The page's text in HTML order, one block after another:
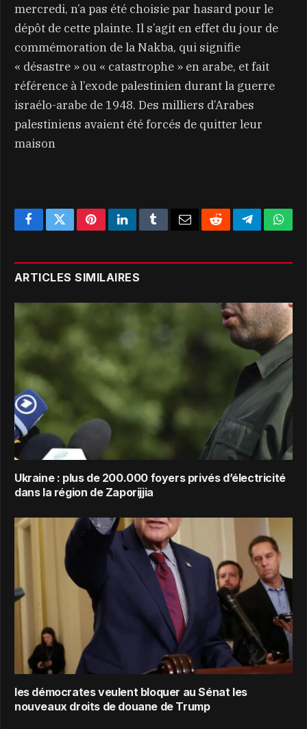
mercredi, n’a pas été choisie par hasard pour le
dépôt de cette plainte. Il s’agit en effet du jour de
commémoration de la Nakba, qui signifie
« désastre » ou « catastrophe » en arabe, et fait
référence à l’exode palestinien durant la guerre
israélo-arabe de 1948. Des milliers d’Arabes
palestiniens avaient été forcés de quitter leur
maison
FacebookTwitterPinterestLinkedInTumblr EmailRedditTelegram
ARTICLES SIMILAIRES
Ukraine : plus de 200.000 foyers privés d’électricité
dans la région de Zaporijjia
les démocrates veulent bloquer au Sénat les
nouveaux droits de douane de Trump